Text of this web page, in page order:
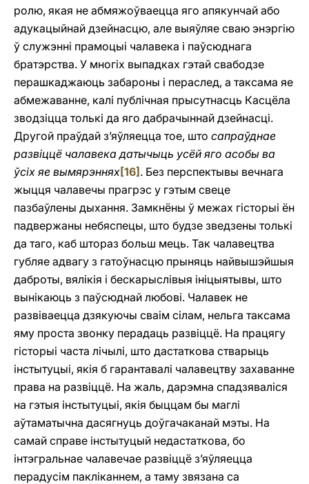
ролю, якая не абмяжоўваецца яго апякунчай або
адукацыйнай дзейнасцю, але выяўляе сваю энэргію
ў служэнні прамоцыі чалавека i паўсюднага
братэрства. У многіх выпадках гэтай свабодзе
перашкаджаюць забароны i пераслед, а таксама яе
абмежаванне, калі публічная прысутнасць Касцёла
зводзіцца толькі да яго дабрачыннай дзейнасці.
Другой праўдай з’яўляецца тое, што сапраўднае
развіццё чалавека датычыць усёй яго асобы ва
ўсіх яе вымярэннях[16] . Без перспектывы вечнага
жыцця чалавечы прагрэс у гэтым свеце
пазбаўлены дыхання. Замкнёны ў межах гісторыі ён
падвержаны небяспецы, што будзе зведзены толькі
да таго, каб штораз больш мець. Так чалавецтва
губляе адвагу з гатоўнасцю прыняць найвышэйшыя
даброты, вялікія i бескарыслівыя ініцыятывы, што
вынікаюць з паўсюднай любові. Чалавек не
развіваецца дзякуючы сваім сілам, нельга таксама
яму проста звонку перадаць развіццё. На працягу
гісторыі часта лічылі, што дастаткова стварыць
інстытуцыі, якія б гарантавалі чалавецтву захаванне
права на развіццё. На жаль, дарэмна спадзяваліся
на гэтыя інстытуцыі, якія быццам бы маглі
аўтаматычна дасягнуць доўгачаканай мэты. На
самай справе інстытуцый недастаткова, бо
інтэгральнае чалавечае развіццё з’яўляецца
перадусім пакліканнем, a таму звязана са